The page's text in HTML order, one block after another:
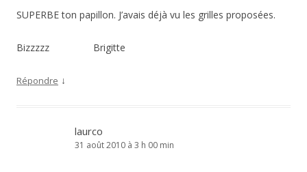
SUPERBE ton papillon. J’avais déjà vu les grilles proposées.
Bizzzzz Brigitte
Répondre ↓
laurco
31 août 2010 à 3 h 00 min